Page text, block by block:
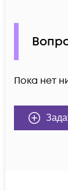
Пока нет